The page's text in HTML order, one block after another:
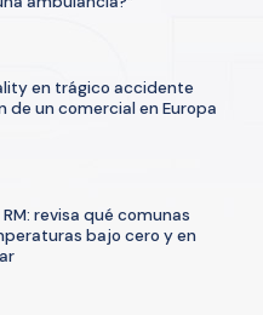
en trágico accidente
de un comercial en Europa
revisa qué comunas
bajo cero y en